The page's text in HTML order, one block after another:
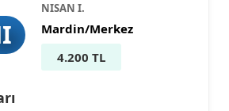
NISAN I.
Mardin/Merkez
4.200 TL